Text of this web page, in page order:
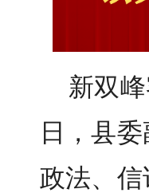
新双
日，县
政法、